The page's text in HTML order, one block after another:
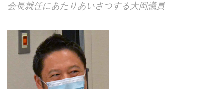
会長就任にあたりあいさつする大岡議員